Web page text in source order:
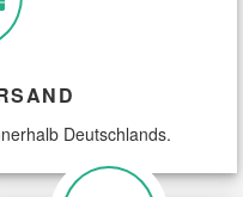
Deutschlands.